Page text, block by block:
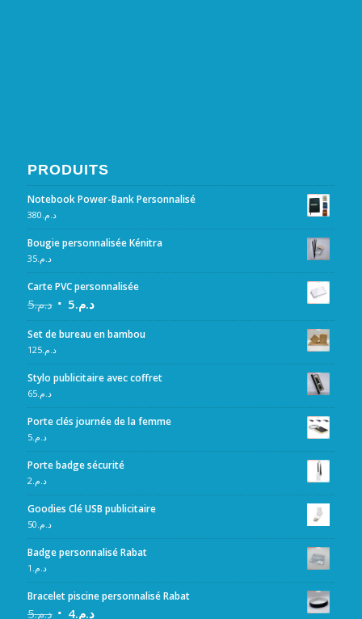
PRODUITS
Notebook Power-Bank Personnalisé
د.م. 380
Bougie personnalisée Kénitra
د.م.35
Carte PVC personnalisée
د.م.5 د.م.5
Set de bureau en bambou
د.م.125
Stylo publicitaire avec coffret
د.م.65
Porte clés journée de la femme
د.م.5
Porte badge sécurité
د.م. 2
Goodies Clé USB publicitaire
د.م. 50
Badge personnalisé Rabat
د.م. 1
Bracelet piscine personnalisé Rabat
د.م.5 د.م.4